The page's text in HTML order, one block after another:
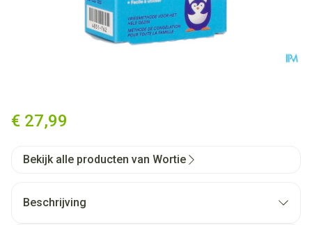
€ 27,99
Bekijk alle producten van Wortie
Beschrijving